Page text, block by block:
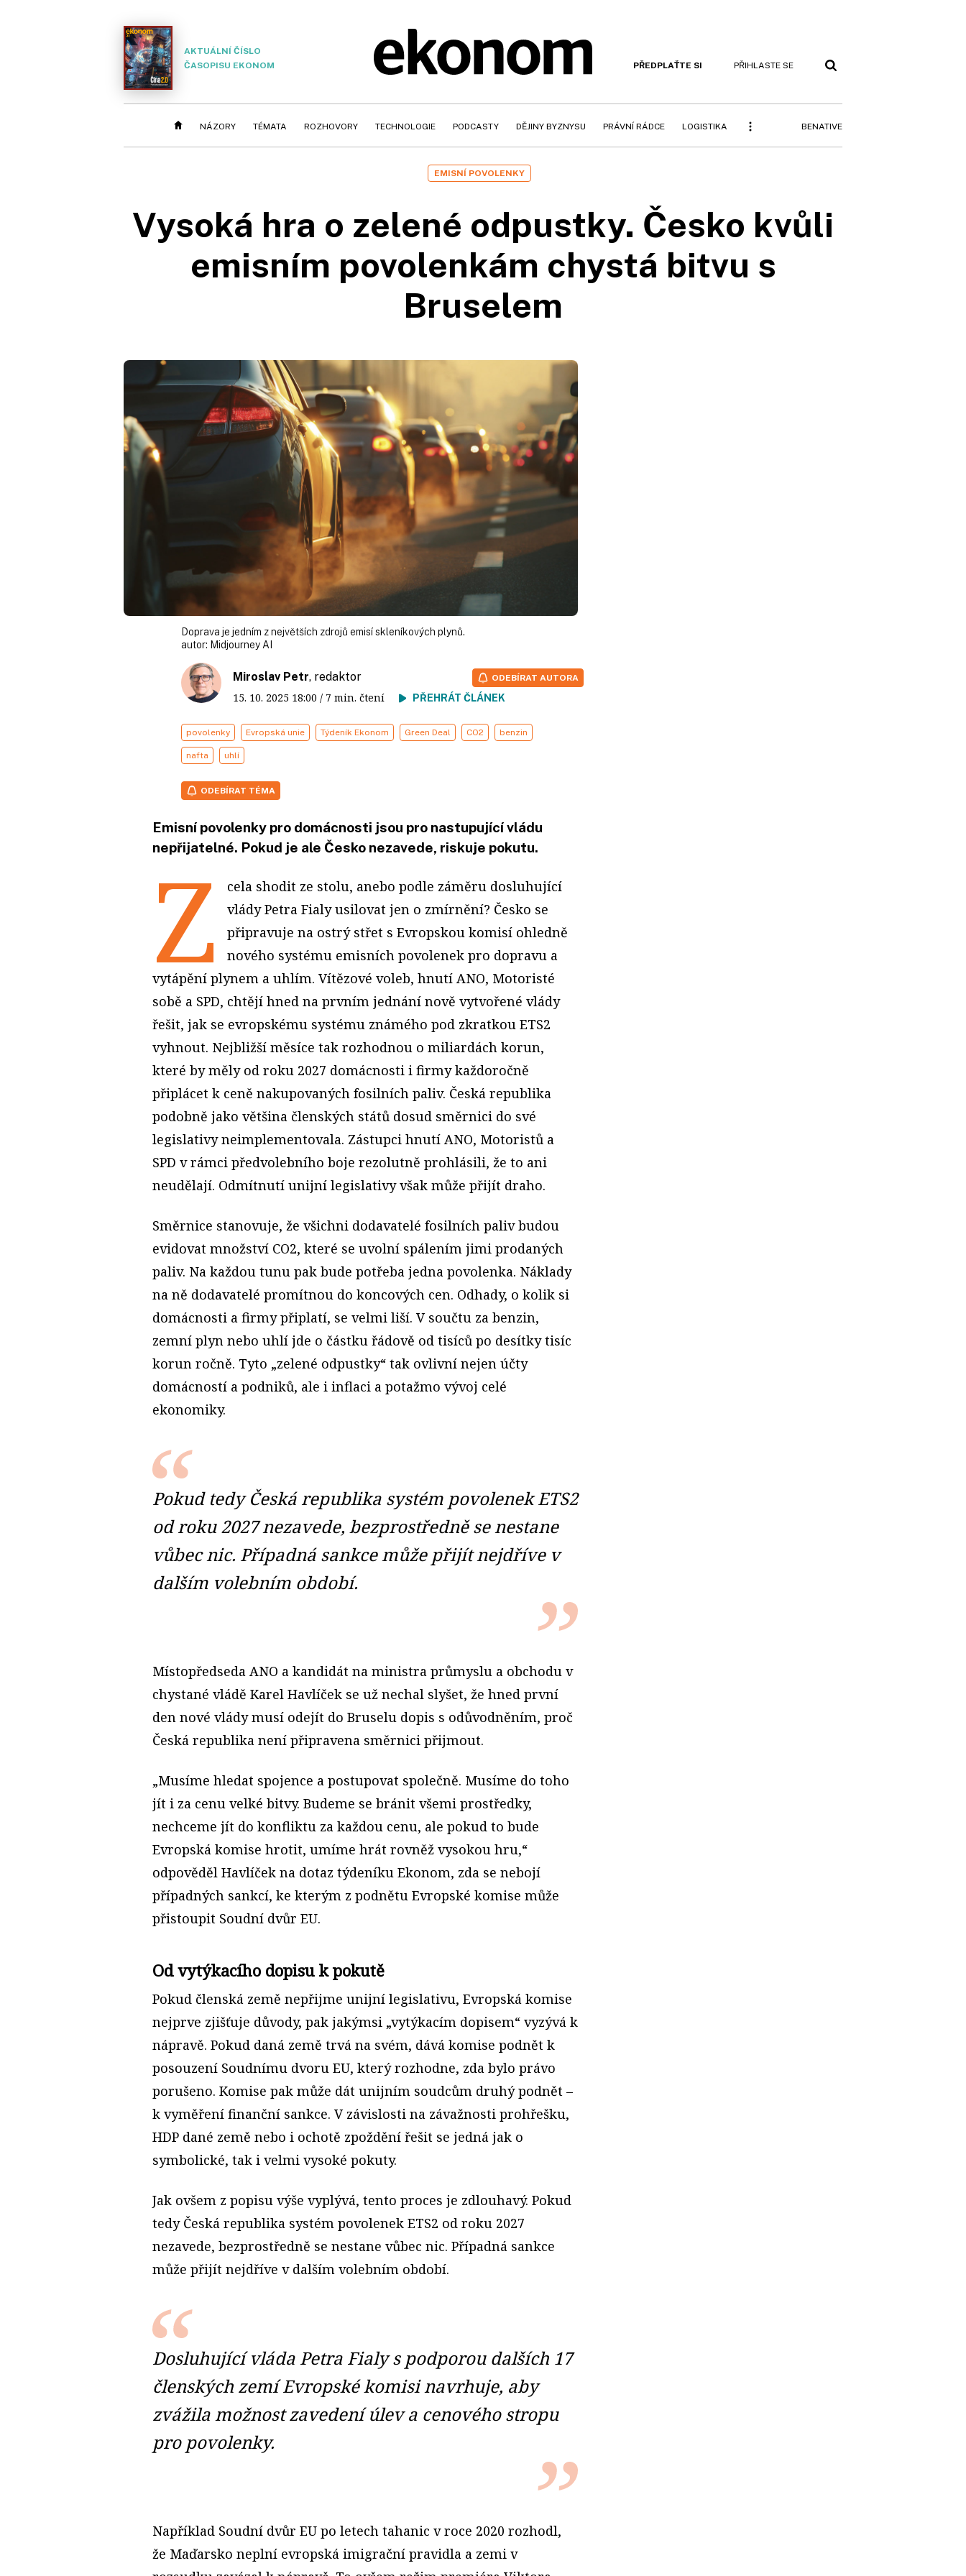
AKTUÁLNÍ ČÍSLO
ČASOPISU EKONOM
PŘEDPLAŤTE SI PŘIHLASTE SE
NÁZORY TÉMATA ROZHOVORY TECHNOLOGIE PODCASTY DĚJINY BYZNYSU PRÁVNÍ RÁDCE LOGISTIKA BENATIVE
EMISNÍ POVOLENKY
Vysoká hra o zelené odpustky. Česko kvůli
emisním povolenkám chystá bitvu s
Bruselem
Doprava je jedním z největších zdrojů emisí skleníkových plynů.
autor: Midjourney AI
Miroslav Petr, redaktor
15. 10. 2025 18:00 / 7 min. čtení PŘEHRÁT ČLÁNEK
ODEBÍRAT AUTORA
povolenky Evropská unie Týdeník Ekonom Green Deal CO2 benzin
nafta uhlí
ODEBÍRAT TÉMA
Emisní povolenky pro domácnosti jsou pro nastupující vládu
nepřijatelné. Pokud je ale Česko nezavede, riskuje pokutu.
Z
cela shodit ze stolu, anebo podle záměru dosluhující
vlády Petra Fialy usilovat jen o zmírnění? Česko se
připravuje na ostrý střet s Evropskou komisí ohledně
nového systému emisních povolenek pro dopravu a
vytápění plynem a uhlím. Vítězové voleb, hnutí ANO, Motoristé
sobě a SPD, chtějí hned na prvním jednání nově vytvořené vlády
řešit, jak se evropskému systému známého pod zkratkou ETS2
vyhnout. Nejbližší měsíce tak rozhodnou o miliardách korun,
které by měly od roku 2027 domácnosti i firmy každoročně
připlácet k ceně nakupovaných fosilních paliv. Česká republika
podobně jako většina členských států dosud směrnici do své
legislativy neimplementovala. Zástupci hnutí ANO, Motoristů a
SPD v rámci předvolebního boje rezolutně prohlásili, že to ani
neudělají. Odmítnutí unijní legislativy však může přijít draho.
Směrnice stanovuje, že všichni dodavatelé fosilních paliv budou
evidovat množství CO2, které se uvolní spálením jimi prodaných
paliv. Na každou tunu pak bude potřeba jedna povolenka. Náklady
na ně dodavatelé promítnou do koncových cen. Odhady, o kolik si
domácnosti a firmy připlatí, se velmi liší. V součtu za benzin,
zemní plyn nebo uhlí jde o částku řádově od tisíců po desítky tisíc
korun ročně. Tyto „zelené odpustky“ tak ovlivní nejen účty
domácností a podniků, ale i inflaci a potažmo vývoj celé
ekonomiky.
Pokud tedy Česká republika systém povolenek ETS2
od roku 2027 nezavede, bezprostředně se nestane
vůbec nic. Případná sankce může přijít nejdříve v
dalším volebním období.
Místopředseda ANO a kandidát na ministra průmyslu a obchodu v
chystané vládě Karel Havlíček se už nechal slyšet, že hned první
den nové vlády musí odejít do Bruselu dopis s odůvodněním, proč
Česká republika není připravena směrnici přijmout.
„Musíme hledat spojence a postupovat společně. Musíme do toho
jít i za cenu velké bitvy. Budeme se bránit všemi prostředky,
nechceme jít do konfliktu za každou cenu, ale pokud to bude
Evropská komise hrotit, umíme hrát rovněž vysokou hru,“
odpověděl Havlíček na dotaz týdeníku Ekonom, zda se nebojí
případných sankcí, ke kterým z podnětu Evropské komise může
přistoupit Soudní dvůr EU.
Od vytýkacího dopisu k pokutě
Pokud členská země nepřijme unijní legislativu, Evropská komise
nejprve zjišťuje důvody, pak jakýmsi „vytýkacím dopisem“ vyzývá k
nápravě. Pokud daná země trvá na svém, dává komise podnět k
posouzení Soudnímu dvoru EU, který rozhodne, zda bylo právo
porušeno. Komise pak může dát unijním soudcům druhý podnět –
k vyměření finanční sankce. V závislosti na závažnosti prohřešku,
HDP dané země nebo i ochotě zpoždění řešit se jedná jak o
symbolické, tak i velmi vysoké pokuty.
Jak ovšem z popisu výše vyplývá, tento proces je zdlouhavý. Pokud
tedy Česká republika systém povolenek ETS2 od roku 2027
nezavede, bezprostředně se nestane vůbec nic. Případná sankce
může přijít nejdříve v dalším volebním období.
Dosluhující vláda Petra Fialy s podporou dalších 17
členských zemí Evropské komisi navrhuje, aby
zvážila možnost zavedení úlev a cenového stropu
pro povolenky.
Například Soudní dvůr EU po letech tahanic v roce 2020 rozhodl,
že Maďarsko neplní evropská imigrační pravidla a zemi v